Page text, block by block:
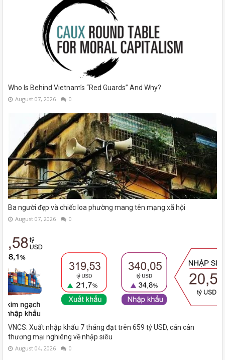
Who Is Behind Vietnam’s “Red Guards” And Why?
August 07, 2026 0
Ba người đẹp và chiếc loa phường mang tên mạng xã hội
August 07, 2026 0
VNCS: Xuất nhập khẩu 7 tháng đạt trên 659 tỷ USD, cán cân
thương mại nghiêng về nhập siêu
August 04, 2026 0